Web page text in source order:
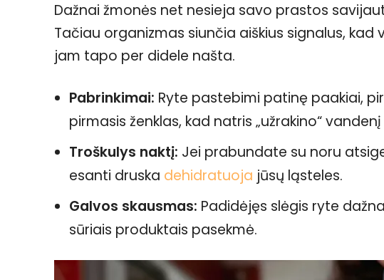
Dažnai žmonės net nesieja savo prastos
Tačiau organizmas siunčia aiškius signalus,
jam tapo per didele našta.
Pabrinkimai: Ryte pastebimi patinę paakiai,
pirmasis ženklas, kad natris „užrakino“
Troškulys naktį: Jei prabundate su noru
esanti druska dehidratuoja jūsų ląsteles.
Galvos skausmas: Padidėjęs slėgis ryte
sūriais produktais pasekmė.